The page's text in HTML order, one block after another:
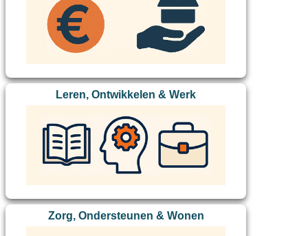
Leren, Ontwikkelen & Werk
Zorg, Ondersteunen & Wonen